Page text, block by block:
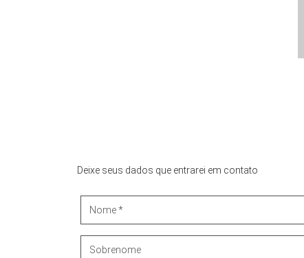
Deixe seus dados que entrarei em contato